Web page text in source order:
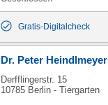
Gratis-Digitalcheck
Dr. Peter Heindlmeyer
Derfflingerstr. 15
10785 Berlin - Tiergarten